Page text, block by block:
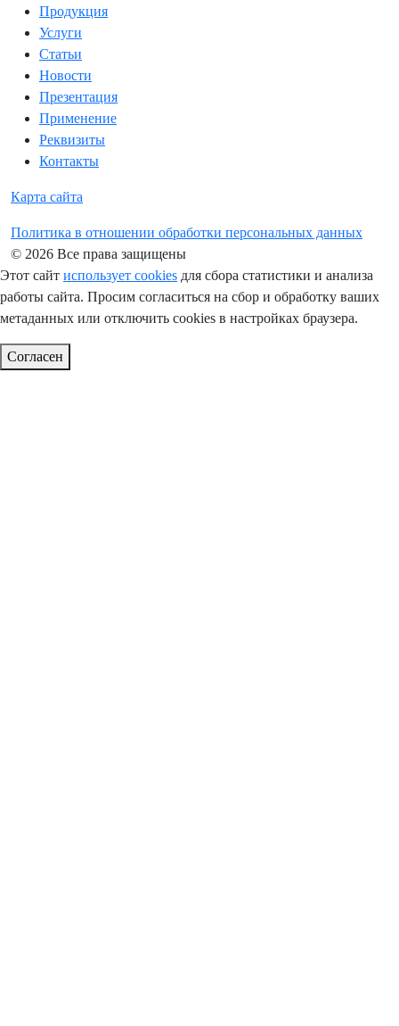
Продукция
Услуги
Статьи
Новости
Презентация
Применение
Реквизиты
Контакты
Карта сайта
Политика в отношении обработки персональных данных
© 2026 Все права защищены
Этот сайт использует cookies для сбора статистики и анализа
работы сайта. Просим согласиться на сбор и обработку ваших
метаданных или отключить cookies в настройках браузера.
Согласен